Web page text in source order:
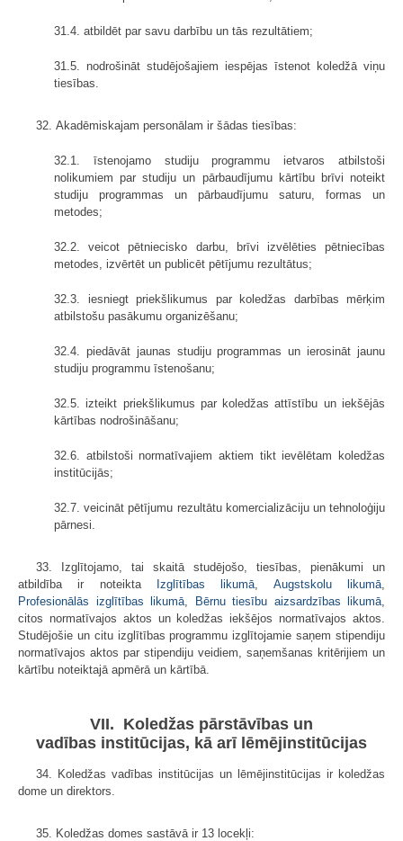
31.4. atbildēt par savu darbību un tās rezultātiem;
31.5. nodrošināt studējošajiem iespējas īstenot koledžā viņu
tiesības.
32. Akadēmiskajam personālam ir šādas tiesības:
32.1. īstenojamo studiju programmu ietvaros atbilstoši
nolikumiem par studiju un pārbaudījumu kārtību brīvi noteikt
studiju programmas un pārbaudījumu saturu, formas un
metodes;
32.2. veicot pētniecisko darbu, brīvi izvēlēties pētniecības
metodes, izvērtēt un publicēt pētījumu rezultātus;
32.3. iesniegt priekšlikumus par koledžas darbības mērķim
atbilstošu pasākumu organizēšanu;
32.4. piedāvāt jaunas studiju programmas un ierosināt jaunu
studiju programmu īstenošanu;
32.5. izteikt priekšlikumus par koledžas attīstību un iekšējās
kārtības nodrošināšanu;
32.6. atbilstoši normatīvajiem aktiem tikt ievēlētam koledžas
institūcijās;
32.7. veicināt pētījumu rezultātu komercializāciju un tehnoloģiju
pārnesi.
33. Izglītojamo, tai skaitā studējošo, tiesības, pienākumi un
atbildība ir noteikta
Izglītības likumā Augstskolu likumā
Profesionālās izglītības likumā
Bērnu tiesību aizsardzības likumā
citos normatīvajos aktos un koledžas iekšējos normatīvajos aktos.
Studējošie un citu izglītības programmu izglītojamie saņem stipendiju
normatīvajos aktos par stipendiju veidiem, saņemšanas kritērijiem un
kārtību noteiktajā apmērā un kārtībā.
VII. Koledžas pārstāvības un
vadības institūcijas, kā arī lēmējinstitūcijas
34. Koledžas vadības institūcijas un lēmējinstitūcijas ir koledžas
dome un direktors.
35. Koledžas domes sastāvā ir 13 locekļi: